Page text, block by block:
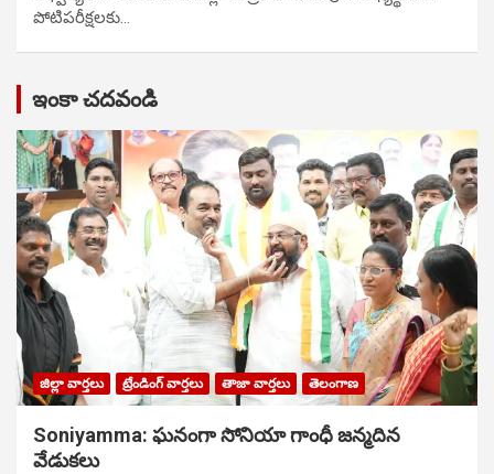
పోటిప‌రీక్ష‌ల‌కు…
ఇంకా చదవండి
జిల్లా వార్తలు ట్రేండింగ్ వార్తలు తాజా వార్తలు తెలంగాణ
Soniyamma: ఘ‌నంగా సోనియా గాంధీ జ‌న్మ‌దిన
వేడుక‌లు